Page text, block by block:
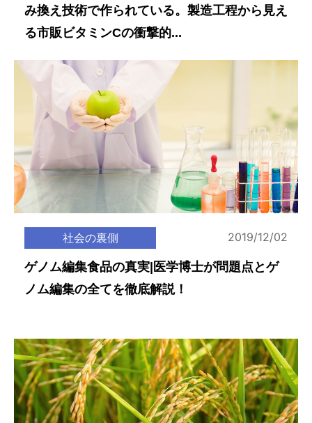
み換え技術で作られている。製造工程から見え
る市販ビタミンCの衝撃的...
社会の裏側 2019/12/02
ゲノム編集食品の真実|医学博士が問題点とゲ
ノム編集の全てを徹底解説！